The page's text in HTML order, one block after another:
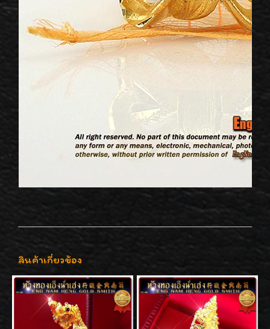
สินค้าเกี่ยวข้อง